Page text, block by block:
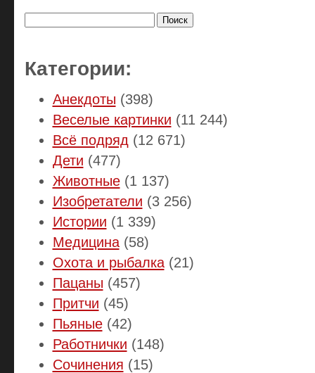
Категории:
Анекдоты (398)
Веселые картинки (11 244)
Всё подряд (12 671)
Дети (477)
Животные(1 137)
Изобретатели (3 256)
Истории (1 339)
Медицина(58)
Охота и рыбалка(21)
Пацаны (457)
Притчи (45)
Пьяные(42)
Работнички (148)
Сочинения (15)